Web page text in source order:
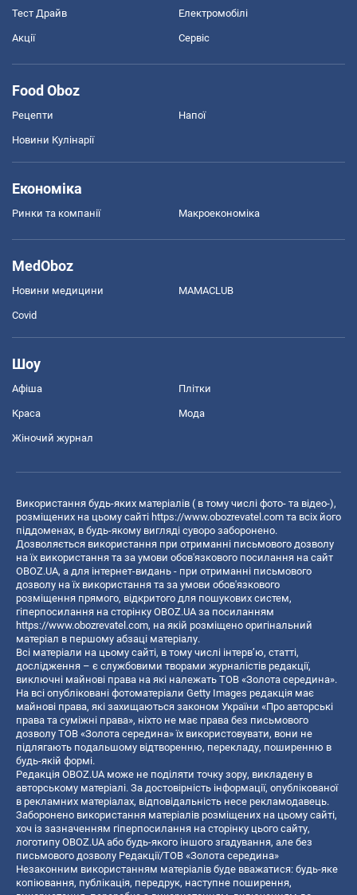
Тест Драйв Електромобілі
Акції Сервіс
Food Oboz
Рецепти Напої
Новини Кулінарії
Економіка
Ринки та компанії Макроекономіка
MedOboz
Новини медицини MAMACLUB
Covid
Шоу
Афіша Плітки
Краса Мода
Жіночий журнал
Використання будь-яких матеріалів ( в тому числі фото- та відео-),
розміщених на цьому сайті https://www.obozrevatel.com та всіх його
піддоменах, в будь-якому вигляді суворо заборонено.
Дозволяється використання при отриманні письмового дозволу
на їх використання та за умови обов'язкового посилання на сайт
OBOZ.UA, а для інтернет-видань - при отриманні письмового
дозволу на їх використання та за умови обов'язкового
розміщення прямого, відкритого для пошукових систем,
гіперпосилання на сторінку OBOZ.UA за посиланням
https://www.obozrevatel.com, на якій розміщено оригінальний
матеріал в першому абзаці матеріалу.
Всі матеріали на цьому сайті, в тому числі інтерв’ю, статті,
дослідження – є службовими творами журналістів редакції,
виключні майнові права на які належать ТОВ «Золота середина».
На всі опубліковані фотоматеріали Getty Images редакція має
майнові права, які захищаються законом України «Про авторські
права та суміжні права», ніхто не має права без письмового
дозволу ТОВ «Золота середина» їх використовувати, вони не
підлягають подальшому відтворенню, перекладу, поширенню в
будь-якій формі.
Редакція OBOZ.UA може не поділяти точку зору, викладену в
авторському матеріалі. За достовірність інформації, опублікованої
в рекламних матеріалах, відповідальність несе рекламодавець.
Заборонено використання матеріалів розміщених на цьому сайті,
хоч із зазначенням гіперпосилання на сторінку цього сайту,
логотипу OBOZ.UA або будь-якого іншого згадування, але без
письмового дозволу Редакції/ТОВ «Золота середина»
Незаконним використанням матеріалів буде вважатися: будь-яке
копiювання, публiкацiя, передрук, наступне поширення,